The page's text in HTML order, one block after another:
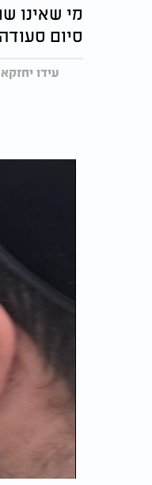
מי שאינו
סיום
עידו